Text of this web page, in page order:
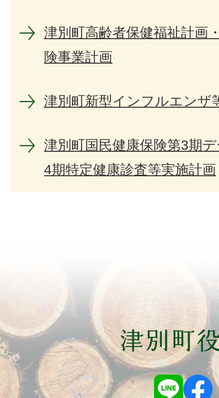
津別町高齢者保健福祉計画
険事業計画
津別町新型インフルエンザ
津別町国民健康保険第3期
4期特定健康診査等実施計画